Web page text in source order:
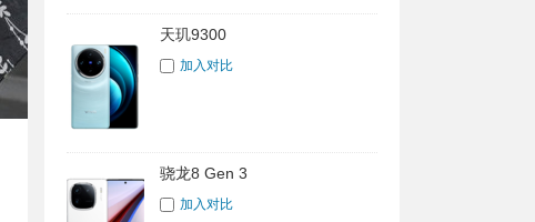
天玑9300
加入对比
骁龙8 Gen 3
加入对比